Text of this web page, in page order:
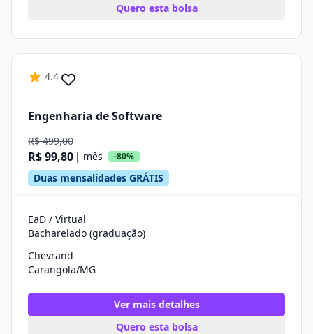
Quero esta bolsa
4.4
Engenharia de Software
R$ 499,00
R$ 99,80 | mês -80%
Duas mensalidades GRÁTIS
EaD / Virtual
Bacharelado (graduação)
Chevrand
Carangola/MG
Ver mais detalhes
Quero esta bolsa